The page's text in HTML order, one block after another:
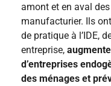
amont et en aval des
manufacturier. Ils
de pratique à l’IDE,
entreprise,
d’entreprises
des ménages et